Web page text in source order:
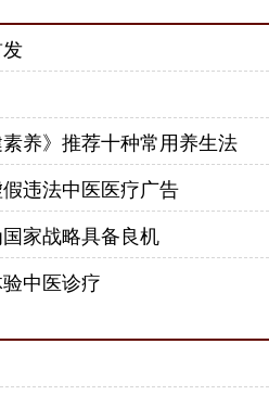
养》推荐十种常用养生法
违法中医医疗广告
家战略具备良机
中医诊疗